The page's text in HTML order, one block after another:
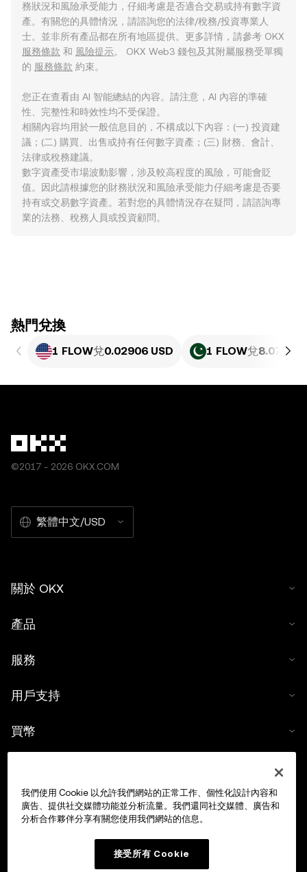
務狀況和風險承受能力，仔細考慮是否適合交易或持有數字資
產。有關您的具體情況，請諮詢您的法律/稅務/投資專業人
士。並非所有產品都在所有地區提供。更多詳情，請參考 OKX
服務條款 和 風險提示。 OKX Web3 錢包及其附屬服務受單獨
的 服務條款 約束。
您正在查看由 AI 智能總結的內容。請注意，AI 內容的準確
性、完整性和時效性均不受保證。
相關內容均用於一般信息目的，不構成以下內容：(一) 投資建
議；(二) 購買、出售或持有任何數字資產；(三) 財務、會計、
法律或稅務建議。
數字資產受市場波動影響，涉及較高程度的風險，可能會貶
值。因此請根據您的財務狀況和風險承受能力仔細考慮是否要
持有或交易數字資產。若對您的具體情況存在疑問，請諮詢專
業的法務、稅務人員或投資顧問。
ִִִִִִִִִִִִִִִִִִִִִִִִִִִִִִִִִִִִִִִִִִִִִִִִ熱門兌換
1 FLOW兌0.02906 USD 1 FLOW兌8.074
©2017 - 2026 OKX.COM
繁體中文/USD
關於 OKX
產品
服務
用戶支持
買幣
交易
我們使用 Cookie 以允許我們網站的正常工作、個性化設計內容和
廣告、提供社交媒體功能並分析流量。我們還同社交媒體、廣告和
分析合作夥伴分享有關您使用我們網站的信息。
接受所有 Cookie